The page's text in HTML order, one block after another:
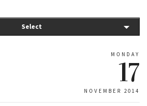
Select
MONDAY
17
NOVEMBER 2014